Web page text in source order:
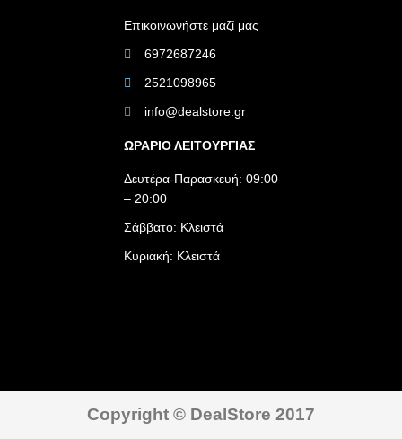
Επικοινωνήστε μαζί μας
6972687246
2521098965
info@dealstore.gr
ΩΡΑΡΙΟ ΛΕΙΤΟΥΡΓΙΑΣ​
Δευτέρα-Παρασκευή: 09:00
– 20:00
Σάββατο: Κλειστά
Κυριακή: Κλειστά
Copyright © DealStore 2017